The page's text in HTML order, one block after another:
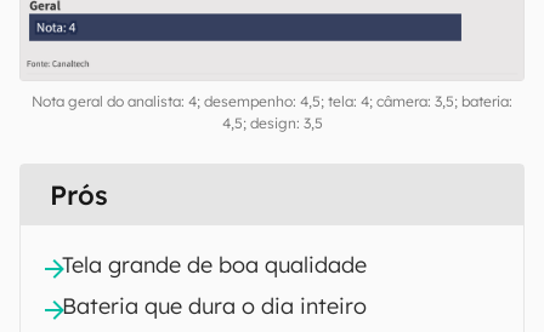
Nota geral do analista: 4; desempenho: 4,5; tela: 4; câmera: 3,5; bateria:
4,5; design: 3,5
Prós
Tela grande de boa qualidade
Bateria que dura o dia inteiro